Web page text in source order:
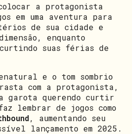
a protagonista
em uma aventura para
de sua cidade e
enquanto
suas férias de
e o tom sombrio
com a protagonista,
garota querendo curtir
lembrar de jogos como
, aumentando seu
lançamento em 2025.